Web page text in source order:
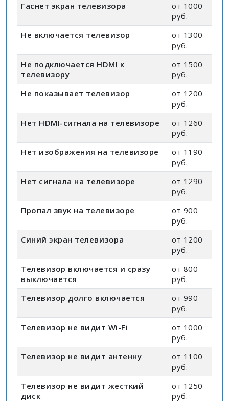
Гаснет экран телевизора
от 1000
руб.
Не включается телевизор
от 1300
руб.
Не подключается HDMI к
телевизору
от 1500
руб.
Не показывает телевизор
от 1200
руб.
Нет HDMI-сигнала на телевизоре
от 1260
руб.
Нет изображения на телевизоре
от 1190
руб.
Нет сигнала на телевизоре
от 1290
руб.
Пропал звук на телевизоре
от 900
руб.
Синий экран телевизора
от 1200
руб.
Телевизор включается и сразу
выключается
от 800
руб.
Телевизор долго включается
от 990
руб.
Телевизор не видит Wi-Fi
от 1000
руб.
Телевизор не видит антенну
от 1100
руб.
Телевизор не видит жесткий
диск
от 1250
руб.